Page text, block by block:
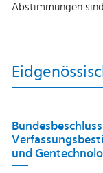
Abstimmungen
und